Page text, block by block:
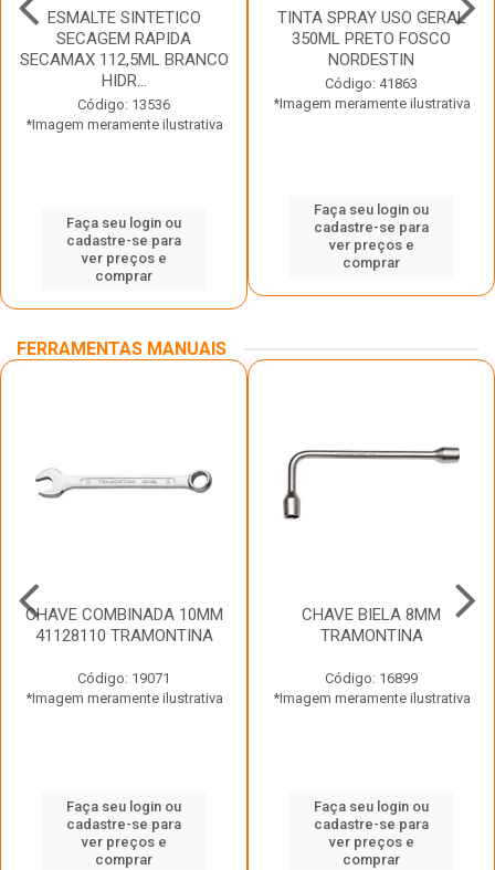
ESMALTE SINTETICO
SECAGEM RAPIDA
SECAMAX 112,5ML BRANCO
HIDR...
Código: 13536
*Imagem meramente ilustrativa
Faça seu login ou
cadastre-se para
ver preços e
comprar
TINTA SPRAY USO GERAL
350ML PRETO FOSCO
NORDESTIN
Código: 41863
*Imagem meramente ilustrativa
Faça seu login ou
cadastre-se para
ver preços e
comprar
FERRAMENTAS MANUAIS
CHAVE COMBINADA 10MM
41128110 TRAMONTINA
Código: 19071
*Imagem meramente ilustrativa
Faça seu login ou
cadastre-se para
ver preços e
comprar
CHAVE BIELA 8MM
TRAMONTINA
Código: 16899
*Imagem meramente ilustrativa
Faça seu login ou
cadastre-se para
ver preços e
comprar